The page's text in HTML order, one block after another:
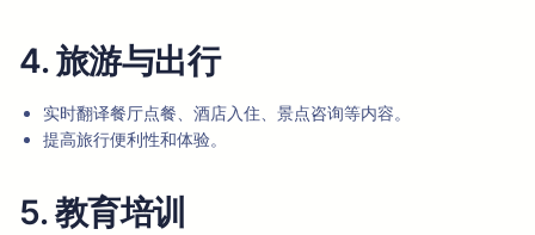
4. 旅游与出行
实时翻译餐厅点餐、酒店入住、景点咨询等内容。
提高旅行便利性和体验。
5. 教育培训